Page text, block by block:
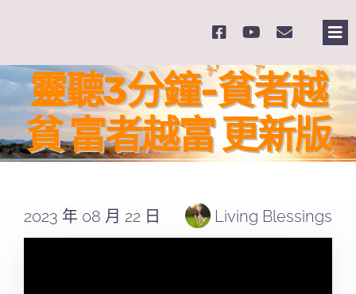
content
靈聽3分鐘-貧者越
貧 富者越富 更新版
2023 年 08 月 22 日 Living Blessings